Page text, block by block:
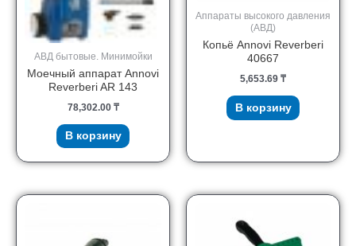
АВД бытовые. Минимойки
Моечный аппарат Annovi
Reverberi AR 143
78,302.00 ₸
В корзину
Аппараты высокого давления
(АВД)
Копьё Annovi Reverberi
40667
5,653.69 ₸
В корзину